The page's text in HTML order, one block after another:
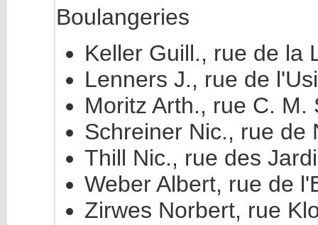
Boulangeries
Keller Guill., rue de la
Lenners J., rue de
Moritz Arth., rue C. M.
Schreiner Nic., rue de
Thill Nic., rue des
Weber Albert, rue de
Zirwes Norbert, rue